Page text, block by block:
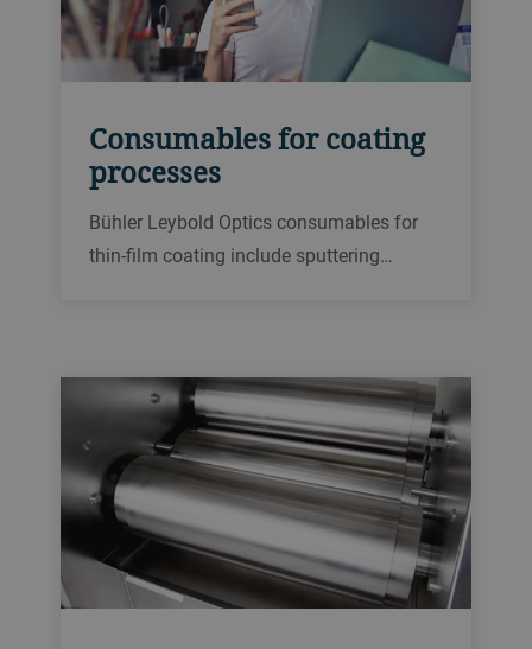
Consumables for coating
processes
Bühler Leybold Optics consumables for
thin-film coating include sputtering
liners and filaments.